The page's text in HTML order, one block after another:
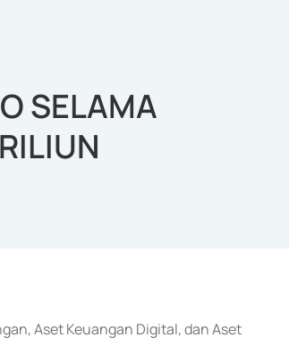
SELAMA
Aset Keuangan Digital, dan Aset